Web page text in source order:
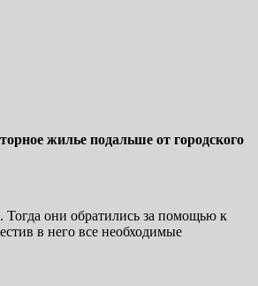
жилье подальше от городского
Тогда они обратились за помощью к
в него все необходимые